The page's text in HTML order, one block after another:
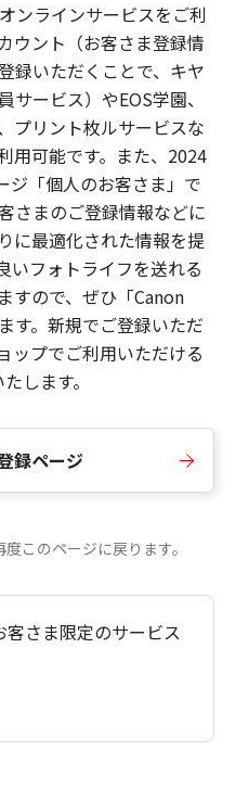
ンラインサービスをご利
ウント（お客さま登録情
録いただくことで、キヤ
ービス）やEOS学園、
プリント枚ルサービスな
用可能です。また、2024
ジ「個人のお客さま」で
さまのご登録情報などに
に最適化された情報を提
いフォトライフを送れる
すので、ぜひ「Canon
す。新規でご登録いただ
ップでご利用いただける
します。
録ページ
このページに戻ります。
さま限定のサービス